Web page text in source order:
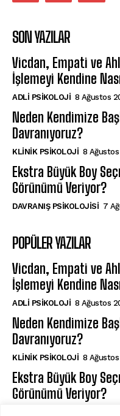
SON YAZILAR
Vicdan, Empati ve
İşlemeyi Kendine
ADLI PSIKOLOJI 8 Ağustos
Neden Kendimize
Davranıyoruz?
KLINIK PSIKOLOJI 8
Ekstra Büyük Boy
Görünümü Veriyor?
DAVRANIŞ PSIKOLOJISI 7
POPÜLER YAZILAR
Vicdan, Empati ve
İşlemeyi Kendine
ADLI PSIKOLOJI 8 Ağustos
Neden Kendimize
Davranıyoruz?
KLINIK PSIKOLOJI 8
Ekstra Büyük Boy
Görünümü Veriyor?